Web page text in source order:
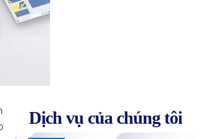
Dịch vụ của chúng tôi